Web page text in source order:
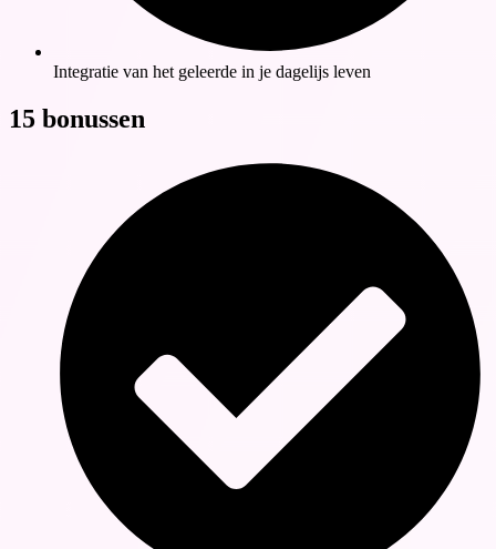
Integratie van het geleerde in je dagelijs leven
15 bonussen